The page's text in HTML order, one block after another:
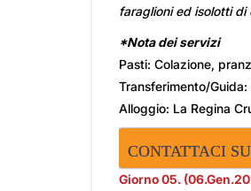
faraglioni ed isolotti
*Nota dei servizi
Pasti: Colazione,
Transferimento/
Alloggio: La Regina
CONTATTACI
Giorno 05.